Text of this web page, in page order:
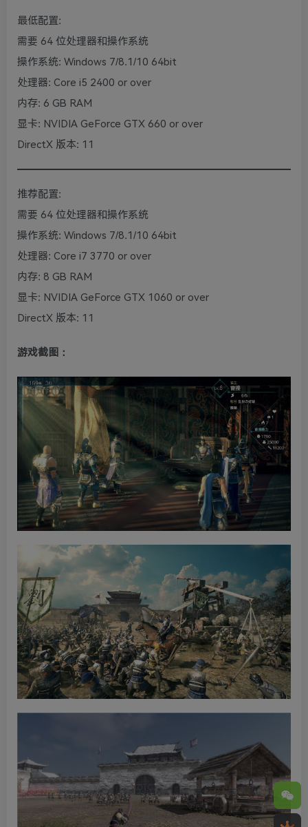
最低配置:
需要 64 位处理器和操作系统
操作系统: Windows 7/8.1/10 64bit
处理器: Core i5 2400 or over
内存: 6 GB RAM
显卡: NVIDIA GeForce GTX 660 or over
DirectX 版本: 11
推荐配置:
需要 64 位处理器和操作系统
操作系统: Windows 7/8.1/10 64bit
处理器: Core i7 3770 or over
内存: 8 GB RAM
显卡: NVIDIA GeForce GTX 1060 or over
DirectX 版本: 11
游戏截图：